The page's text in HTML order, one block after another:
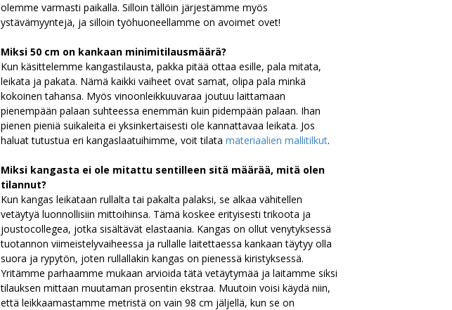
olemme varmasti paikalla. Silloin tällöin järjestämme myös
ystävämyyntejä, ja silloin työhuoneellamme on avoimet ovet!
Miksi 50 cm on kankaan minimitilausmäärä?
Kun käsittelemme kangastilausta, pakka pitää ottaa esille, pala mitata,
leikata ja pakata. Nämä kaikki vaiheet ovat samat, olipa pala minkä
kokoinen tahansa. Myös vinoonleikkuuvaraa joutuu laittamaan
pienempään palaan suhteessa enemmän kuin pidempään palaan. Ihan
pienen pieniä suikaleita ei yksinkertaisesti ole kannattavaa leikata. Jos
haluat tutustua eri kangaslaatuihimme, voit tilata materiaalien mallitilkut.
Miksi kangasta ei ole mitattu sentilleen sitä määrää, mitä olen
tilannut?
Kun kangas leikataan rullalta tai pakalta palaksi, se alkaa vähitellen
vetäytyä luonnollisiin mittoihinsa. Tämä koskee erityisesti trikoota ja
joustocollegea, jotka sisältävät elastaania. Kangas on ollut venytyksessä
tuotannon viimeistelyvaiheessa ja rullalle laitettaessa kankaan täytyy olla
suora ja rypytön, joten rullallakin kangas on pienessä kiristyksessä.
Yritämme parhaamme mukaan arvioida tätä vetäytymää ja laitamme siksi
tilauksen mittaan muutaman prosentin ekstraa. Muutoin voisi käydä niin,
että leikkaamastamme metristä on vain 98 cm jäljellä, kun se on